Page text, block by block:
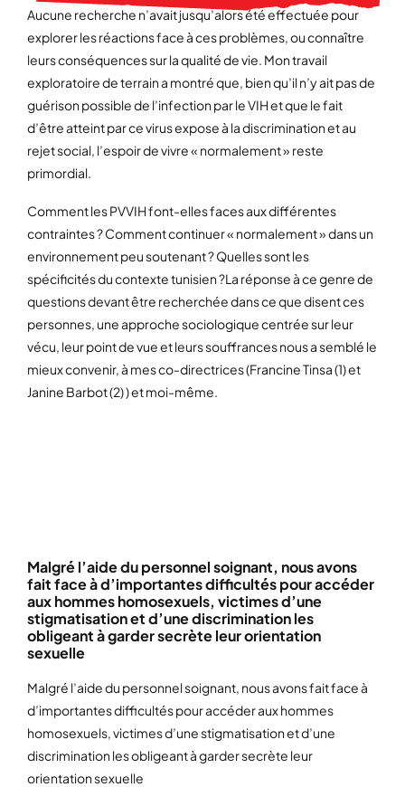
Aucune recherche n’avait jusqu’alors été effectuée pour
explorer les réactions face à ces problèmes, ou connaître
leurs conséquences sur la qualité de vie. Mon travail
exploratoire de terrain a montré que, bien qu’il n’y ait pas de
guérison possible de l’infection par le VIH et que le fait
d’être atteint par ce virus expose à la discrimination et au
rejet social, l’espoir de vivre « normalement » reste
primordial.
Comment les PVVIH font-elles faces aux différentes
contraintes ? Comment continuer « normalement » dans un
environnement peu soutenant ? Quelles sont les
spécificités du contexte tunisien ?La réponse à ce genre de
questions devant être recherchée dans ce que disent ces
personnes, une approche sociologique centrée sur leur
vécu, leur point de vue et leurs souffrances nous a semblé le
mieux convenir, à mes co-directrices (Francine Tinsa (1) et
Janine Barbot (2) ) et moi-même.
Malgré l’aide du personnel soignant, nous avons
fait face à d’importantes difficultés pour accéder
aux hommes homosexuels, victimes d’une
stigmatisation et d’une discrimination les
obligeant à garder secrète leur orientation
sexuelle
Malgré l’aide du personnel soignant, nous avons fait face à
d’importantes difficultés pour accéder aux hommes
homosexuels, victimes d’une stigmatisation et d’une
discrimination les obligeant à garder secrète leur
orientation sexuelle